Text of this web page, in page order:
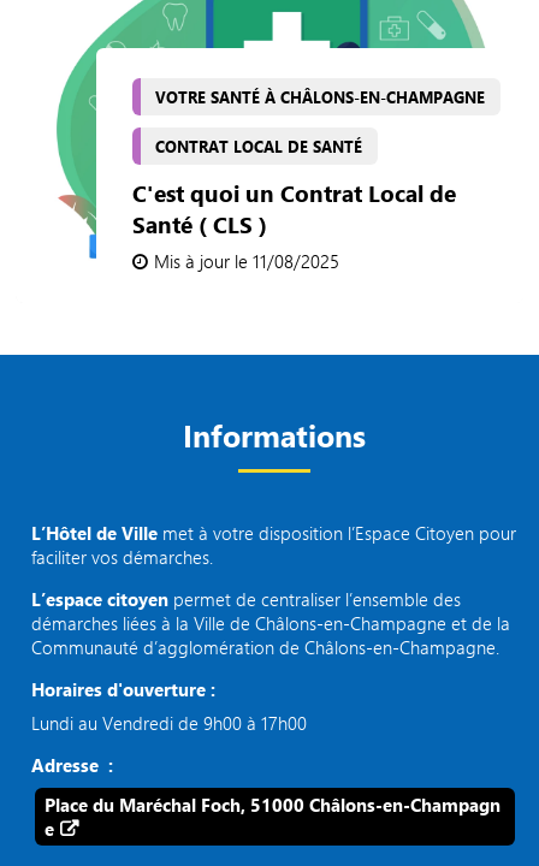
VOTRE SANTÉ À CHÂLONS-EN-CHAMPAGNE
CONTRAT LOCAL DE SANTÉ
C'est quoi un Contrat Local de
Santé ( CLS )
Mis à jour le 11/08/2025
Informations
L’Hôtel de Ville met à votre disposition l’Espace Citoyen pour
faciliter vos démarches.
L’espace citoyen permet de centraliser l’ensemble des
démarches liées à la Ville de Châlons-en-Champagne et de la
Communauté d’agglomération de Châlons-en-Champagne.
Horaires d'ouverture :
Lundi au Vendredi de 9h00 à 17h00
Adresse :
Place du Maréchal Foch, 51000 Châlons-en-Champagn
e